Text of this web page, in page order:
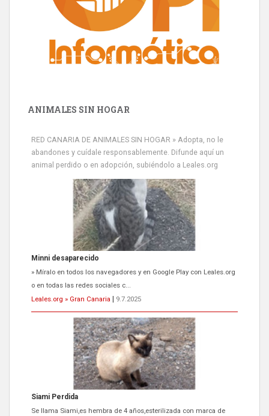
ANIMALES SIN HOGAR
RED CANARIA DE ANIMALES SIN HOGAR » Adopta, no le
abandones y cuídale responsablemente. Difunde aquí un
animal perdido o en adopción, subiéndolo a Leales.org
Minni desaparecido
» Míralo en todos los navegadores y en Google Play con Leales.org
o en todas las redes sociales c...
Leales.org » Gran Canaria
9.7.2025
Siami Perdida
Se llama Siami,es hembra de 4 años,esterilizada con marca de